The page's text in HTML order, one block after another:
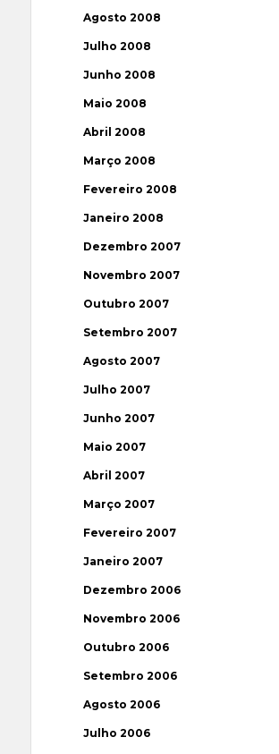
Agosto 2008
Julho 2008
Junho 2008
Maio 2008
Abril 2008
Março 2008
Fevereiro 2008
Janeiro 2008
Dezembro 2007
Novembro 2007
Outubro 2007
Setembro 2007
Agosto 2007
Julho 2007
Junho 2007
Maio 2007
Abril 2007
Março 2007
Fevereiro 2007
Janeiro 2007
Dezembro 2006
Novembro 2006
Outubro 2006
Setembro 2006
Agosto 2006
Julho 2006